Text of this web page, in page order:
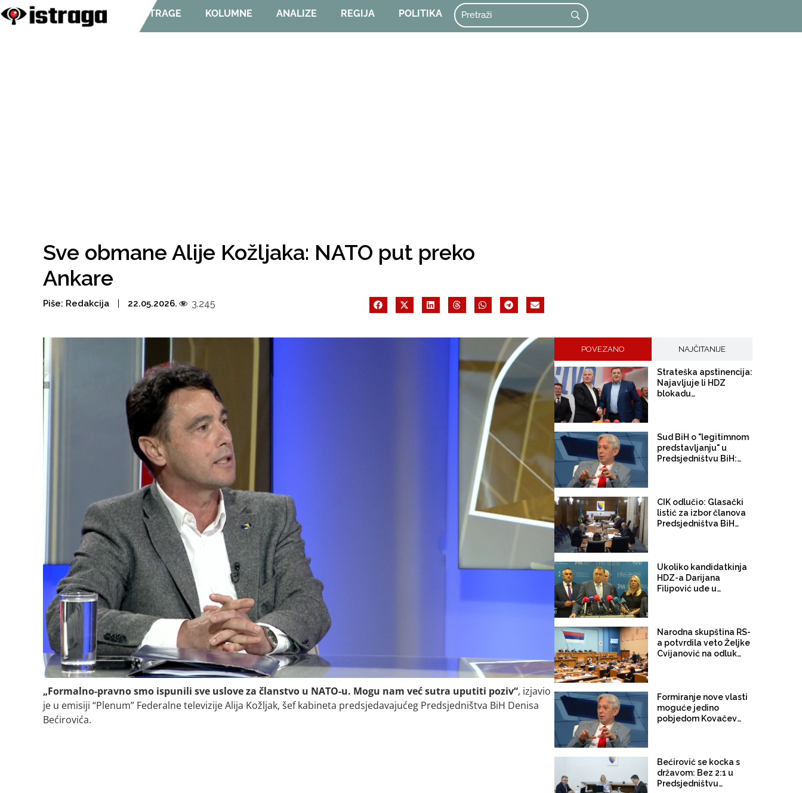
ISTRAGE KOLUMNE ANALIZE REGIJA POLITIKA
Sve obmane Alije Kožljaka: NATO put preko
Ankare
Piše: Redakcija 22.05.2026. 3.245
„Formalno-pravno smo ispunili sve uslove za članstvo u NATO-u. Mogu nam već sutra uputiti poziv“, izjavio
je u emisiji “Plenum” Federalne televizije Alija Kožljak, šef kabineta predsjedavajućeg Predsjedništva BiH Denisa
Bećirovića.
POVEZANO NAJČITANIJE
Strateška apstinencija:
Najavljuje li HDZ
blokadu
izborima?
Sud BiH o "legitimnom
predstavljanju" u
Predsjedništvu BiH: To
CIK odlučio: Glasački
listić za izbor članova
Predsjedništva BiH
pski član"
Ukoliko kandidatkinja
HDZ-a Darijana
Filipović uđe u
Narodna skupština RS-
a potvrdila veto Željke
Cvijanović na odluku o
BiH
Formiranje nove vlasti
moguće jedino
pobjedom Kovačevića,
Bećirović se kocka s
državom: Bez 2:1 u
Predsjedništvu